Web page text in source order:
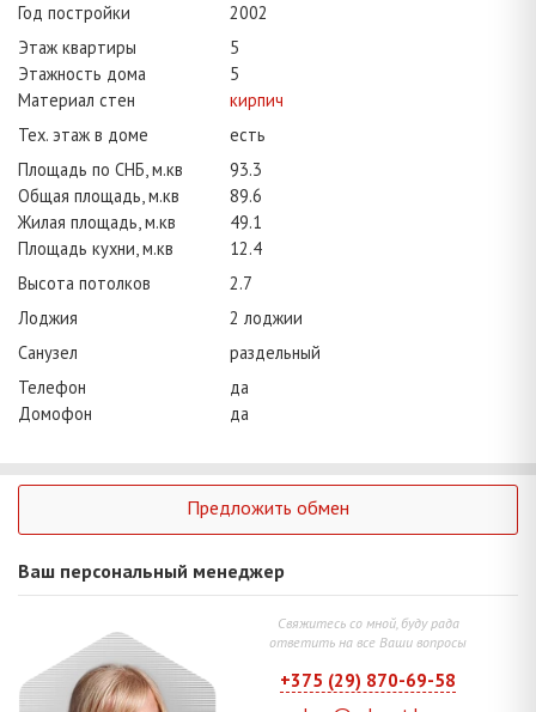
Год постройки
2002
Этаж квартиры
5
Этажность дома
5
Материал стен
кирпич
Тех. этаж в доме
есть
Площадь по СНБ, м.кв
93.3
Общая площадь, м.кв
89.6
Жилая площадь, м.кв
49.1
Площадь кухни, м.кв
12.4
Высота потолков
2.7
Лоджия
2 лоджии
Санузел
раздельный
Телефон
да
Домофон
да
Предложить обмен
Ваш персональный менеджер
Свяжитесь со мной, буду рада
ответить на все Ваши вопросы
+375 (29) 870-69-58